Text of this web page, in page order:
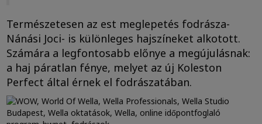
Természetesen az est meglepetés fodrásza-
Nánási Joci- is különleges hajszíneket alkotott.
Számára a legfontosabb előnye a megújulásnak:
a haj páratlan fénye, melyet az új Koleston
Perfect által érnek el fodrászatában.